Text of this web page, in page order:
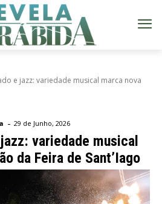
e jazz: variedade musical marca nova
- 29 de Junho, 2026
variedade musical
da Feira de Sant’Iago